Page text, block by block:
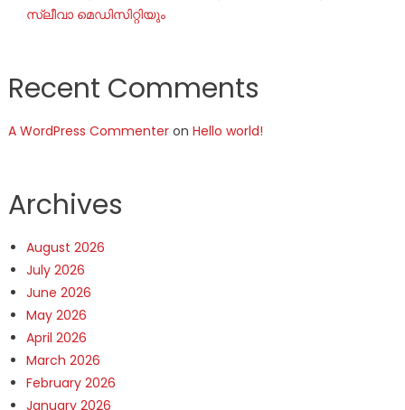
സ്ലീവാ മെഡിസിറ്റിയും
Recent Comments
A WordPress Commenteron Hello world!
Archives
August 2026
July 2026
June 2026
May 2026
April 2026
March 2026
February 2026
January 2026